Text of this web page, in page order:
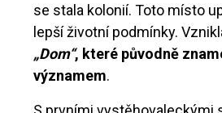
se stala kolonií. Toto místo
lepší životní podmínky.
„Dom“, které původně
významem.